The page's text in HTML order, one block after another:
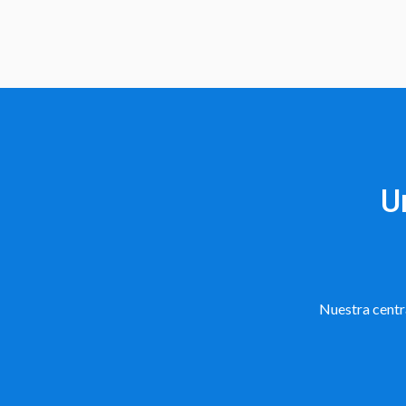
Nuestra